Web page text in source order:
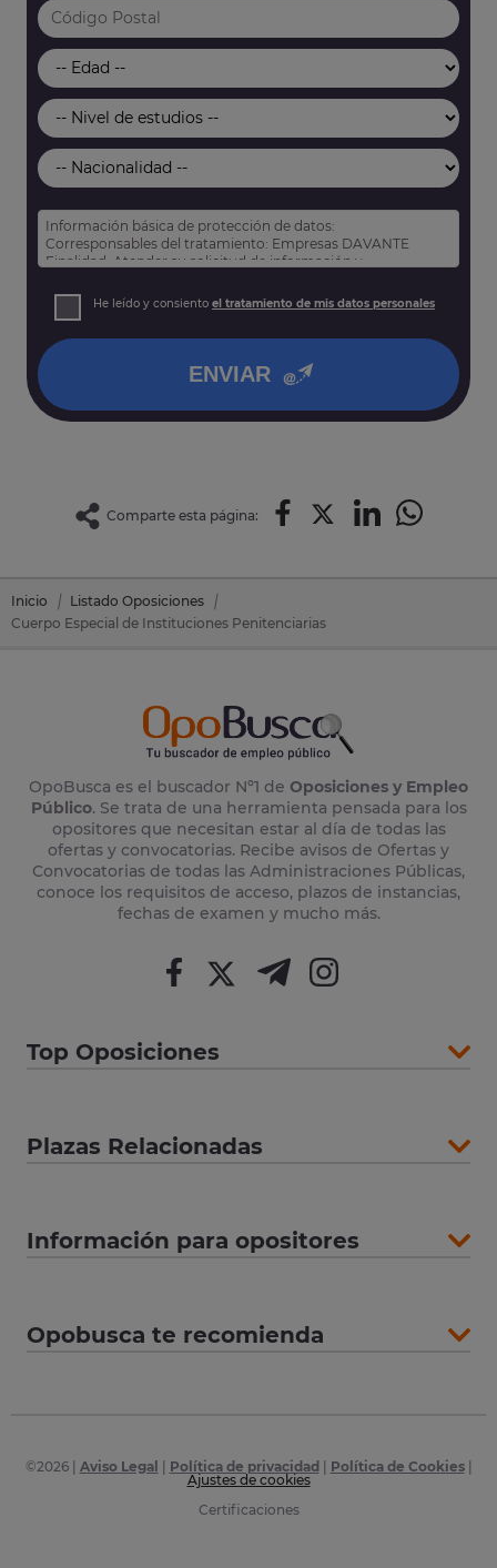
Información básica de protección de datos:
Corresponsables del tratamiento: Empresas DAVANTE
Finalidad: Atender su solicitud de información y
Derechos: Puede acceder, rectificar y suprimir sus datos,
así como otros derechos tal y como se explica en nuestra
He leído y consiento el tratamiento de mis datos personales
ENVIAR
Comparte esta página:
Inicio
Listado Oposiciones
Cuerpo Especial de Instituciones Penitenciarias
OpoBusca es el buscador Nº1 de Oposiciones y Empleo
Público. Se trata de una herramienta pensada para los
opositores que necesitan estar al día de todas las
ofertas y convocatorias. Recibe avisos de Ofertas y
Convocatorias de todas las Administraciones Públicas,
conoce los requisitos de acceso, plazos de instancias,
fechas de examen y mucho más.
Top Oposiciones
Plazas Relacionadas
Información para opositores
Opobusca te recomienda
©2026| Aviso Legal | Política de privacidad| Política de Cookies|
Ajustes de cookies
Certificaciones